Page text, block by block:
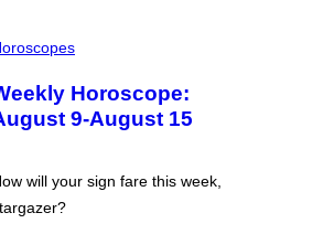
Horoscope:
9-August 15
will your sign fare this week,